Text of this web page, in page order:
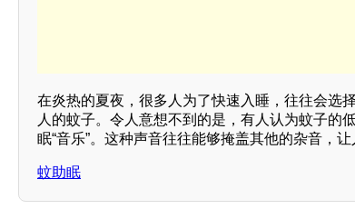
在炎热的夏夜，很多人为了快速入睡，往往会选
人的蚊子。令人意想不到的是，有人认为蚊子的
眠“音乐”。这种声音往往能够掩盖其他的杂音，让
蚊助眠